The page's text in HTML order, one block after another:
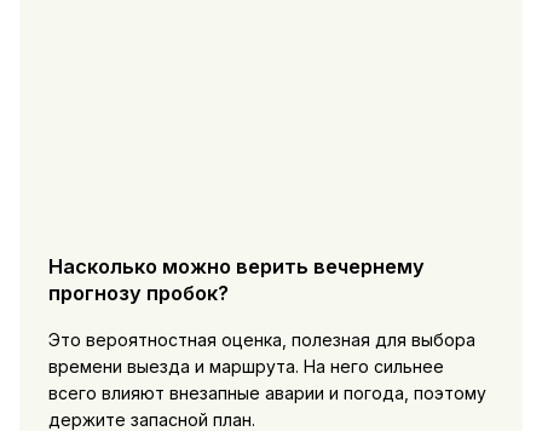
Насколько можно верить вечернему
прогнозу пробок?
Это вероятностная оценка, полезная для выбора
времени выезда и маршрута. На него сильнее
всего влияют внезапные аварии и погода, поэтому
держите запасной план.